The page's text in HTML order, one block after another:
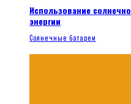
Использование
энергии
Солнечные батареи